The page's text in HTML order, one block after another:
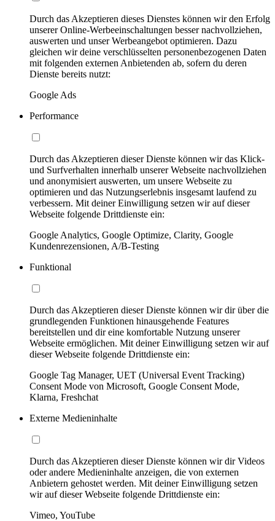
Durch das Akzeptieren dieses Dienstes können wir den Erfolg
unserer Online-Werbeeinschaltungen besser nachvollziehen,
auswerten und unser Werbeangebot optimieren. Dazu
gleichen wir deine verschlüsselten personenbezogenen Daten
mit folgenden externen Anbietenden ab, sofern du deren
Dienste bereits nutzt:
Google Ads
Performance
Durch das Akzeptieren dieser Dienste können wir das Klick-
und Surfverhalten innerhalb unserer Webseite nachvollziehen
und anonymisiert auswerten, um unsere Webseite zu
optimieren und das Nutzungserlebnis insgesamt laufend zu
verbessern. Mit deiner Einwilligung setzen wir auf dieser
Webseite folgende Drittdienste ein:
Google Analytics, Google Optimize, Clarity, Google
Kundenrezensionen, A/B-Testing
Funktional
Durch das Akzeptieren dieser Dienste können wir dir über die
grundlegenden Funktionen hinausgehende Features
bereitstellen und dir eine komfortable Nutzung unserer
Webseite ermöglichen. Mit deiner Einwilligung setzen wir auf
dieser Webseite folgende Drittdienste ein:
Google Tag Manager, UET (Universal Event Tracking)
Consent Mode von Microsoft, Google Consent Mode,
Klarna, Freshchat
Externe Medieninhalte
Durch das Akzeptieren dieser Dienste können wir dir Videos
oder andere Medieninhalte anzeigen, die von externen
Anbietern gehostet werden. Mit deiner Einwilligung setzen
wir auf dieser Webseite folgende Drittdienste ein:
Vimeo, YouTube